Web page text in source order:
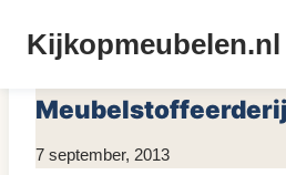
naarKijkopmeubelen.nl
Meubelstoffeerderij
Door
7 september, 2013